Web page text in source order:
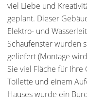
viel Liebe und
geplant. Dieser
Elektro- und
Schaufenster wurden
geliefert (Montage
Sie viel Fläche für Ihre
Toilette und einem
Hauses wurde ein